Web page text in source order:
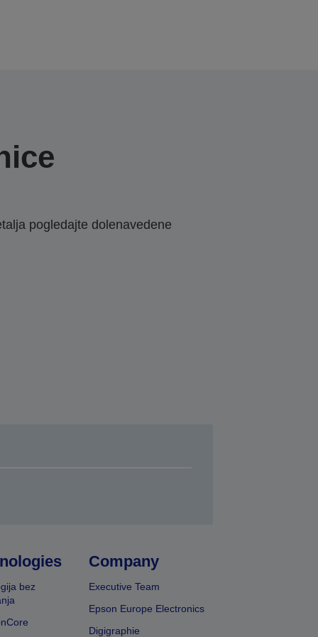
pogledajte dolenavedene
bez
Company
Executive Team
Epson Europe Electronics
Digigraphie